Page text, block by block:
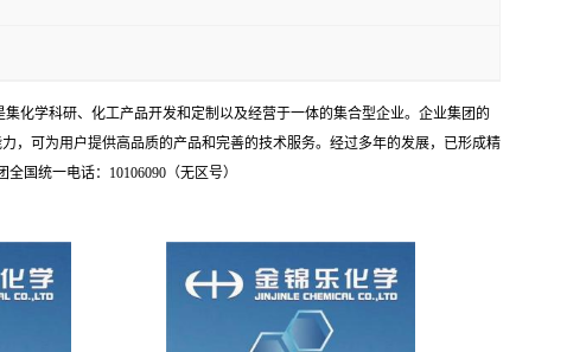
化学科研、化工产品开发和定制以及经营于一体的集合型企业。企业集团的
，可为用户提供高品质的产品和完善的技术服务。经过多年的发展，已形成精
国统一电话：10106090（无区号）